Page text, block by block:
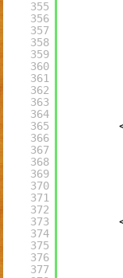
355
356
357
358
359
360
361
362
363
364
365
366
367
368
369
370
371
372
373
374
375
376
377